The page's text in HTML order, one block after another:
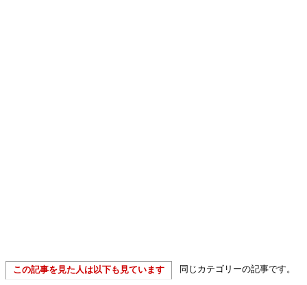
この記事を見た人は以下も見ています 同じカテゴリーの記事です。